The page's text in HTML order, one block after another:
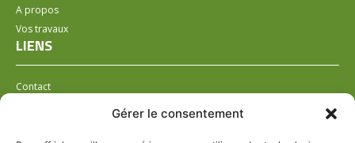
Gérer le consentement
A propos
Vos travaux
LIENS
Contact